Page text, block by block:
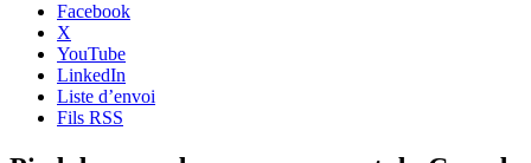
Facebook
X
YouTube
LinkedIn
Liste d’envoi
Fils RSS